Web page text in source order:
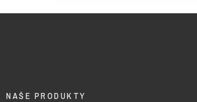
NAŠE PRODUKTY